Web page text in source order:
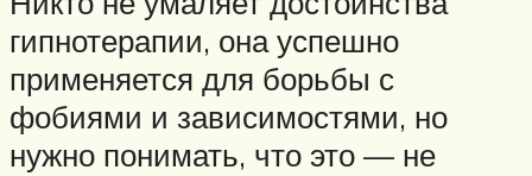
гипнотерапии, она успешно
применяется для борьбы с
фобиями и зависимостями, но
нужно понимать, что это — не